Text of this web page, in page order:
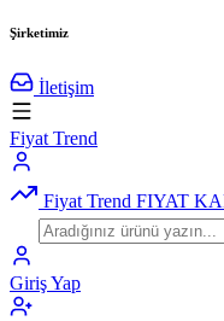
Şirketimiz
İletişim
Fiyat Trend
Fiyat Trend FIYAT
Giriş Yap